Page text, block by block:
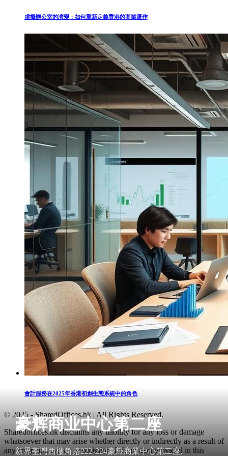
豪辉商业中心第二座
新界荃灣西樓角路222-224豪輝商業中心第二座,
虛擬辦公室的演變：如何重新定義香港的商業運作
會計服務在2025年香港初創生態系統中的角色
© 2025 - SharedOffices.hk | All Rights Reserved.
Sharedoffices.hk disclaims any liability for any loss or damage
whatsoever that may arise whether directly or indirectly as a result of
any error, inaccuracy or omission. Information provided in this